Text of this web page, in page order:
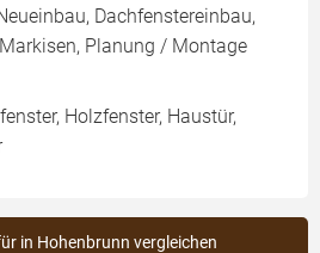
Dachfenstereinbau,
Planung / Montage
Holzfenster, Haustür,
in Hohenbrunn vergleichen